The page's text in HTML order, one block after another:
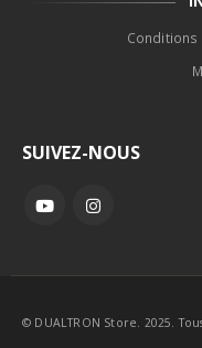
Conditions
SUIVEZ-NOUS
© DUALTRON Store. 2025.